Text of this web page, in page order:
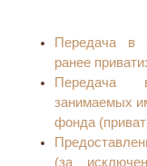
Передача в
ранее
Передача
занимаемых
фонда
(за